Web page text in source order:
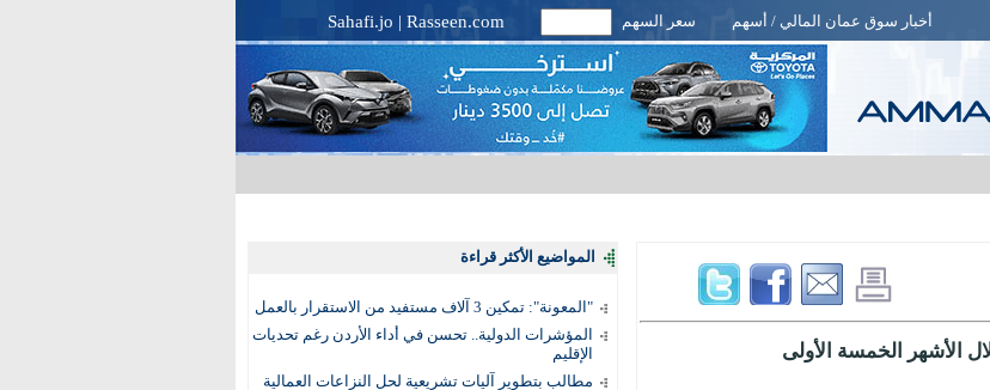
أخبار سوق عمان المالي / أسهم سعر السهم Sahafi.jo | Rasseen.com
المواضيع الأكثر قراءة
"المعونة": تمكين 3 آلاف مستفيد من الاستقرار بالعمل
المؤشرات الدولية.. تحسن في أداء الأردن رغم تحديات
الإقليم
مطالب بتطوير آليات تشريعية لحل النزاعات العمالية